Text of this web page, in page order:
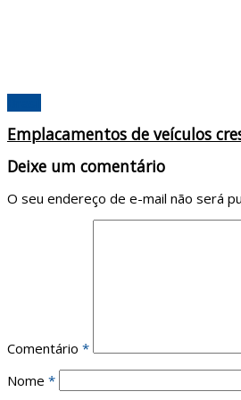
Emplacamentos de veículos
Deixe um comentário
O seu endereço de e-mail não será
Comentário *
Nome *